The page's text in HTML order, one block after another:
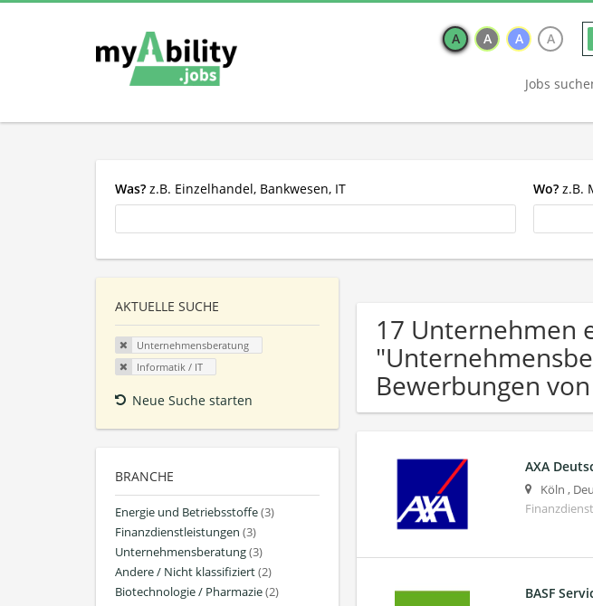
A A A A
Jobs
Was? z.B. Einzelhandel, Bankwesen, IT Wo? z.B.
AKTUELLE SUCHE
Unternehmensberatung
Informatik / IT
Neue Suche starten
BRANCHE
Energie und Betriebsstoffe(3)
Finanzdienstleistungen (3)
Unternehmensberatung(3)
Andere / Nicht klassifiziert(2)
Biotechnologie / Pharmazie(2)
17 Unternehmen
Bewerbungen
AXA
Köln ,
BASF